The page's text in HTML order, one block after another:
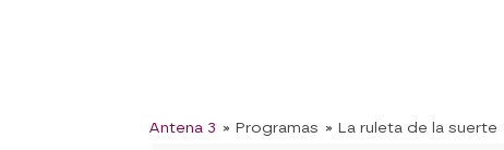
Antena 3 » Programas » La ruleta de la suerte